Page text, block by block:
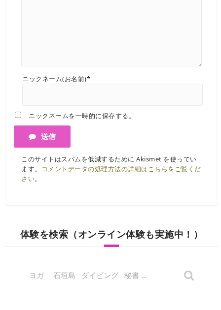
ニックネーム(お名前)*
ニックネームを一時的に保存する。
送信
このサイトはスパムを低減するために Akismet を使ってい
ます。
コメントデータの処理方法の詳細はこちらをご覧くだ
さい。
体験を検索（オンライン体験も実施中！）